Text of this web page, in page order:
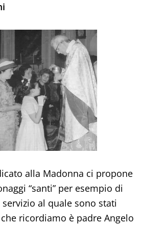
alla Madonna ci propone
“santi” per esempio di
al quale sono stati
ricordiamo è padre Angelo